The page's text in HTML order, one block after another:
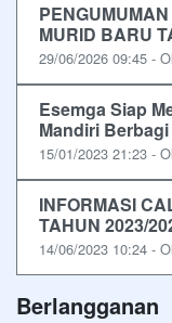
MURID BARU
29/06/2026 09:45 -
Esemga Siap
Mandiri
15/01/2023 21:23 -
INFORMASI
TAHUN 2023/
14/06/2023 10:24 -
Berlangganan